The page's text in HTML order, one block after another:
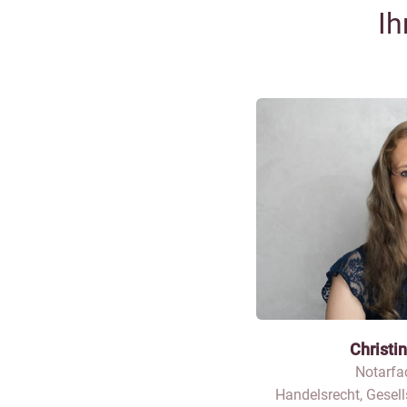
Handelsrecht,